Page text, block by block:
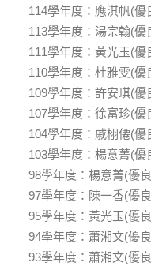
114學年度：應淇帆(優
113學年度：湯宗翰(優
111學年度：黃光玉(優
110學年度：杜雅雯(優
109學年度：許安琪(優
107學年度：徐富珍(優
104學年度：戚栩僊(
103學年度：楊意菁(優
98學年度：楊意菁(優
97學年度：陳一香(優
95學年度：黃光玉(優
94學年度：蕭湘文(優
93學年度：蕭湘文(優